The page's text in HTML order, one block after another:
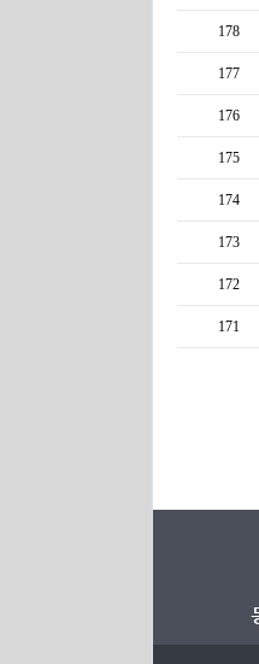
178
177
176
175
174
173
172
171